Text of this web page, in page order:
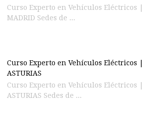
Curso Experto en Vehículos Eléctricos |
MADRID Sedes de ...
Curso Experto en Vehículos Eléctricos |
ASTURIAS
Curso Experto en Vehículos Eléctricos |
ASTURIAS Sedes de ...